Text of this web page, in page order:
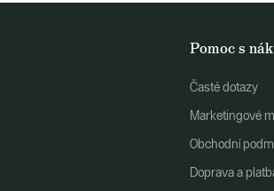
Pomoc s
Časté dotazy
Marketingové
Obchodní
Doprava a